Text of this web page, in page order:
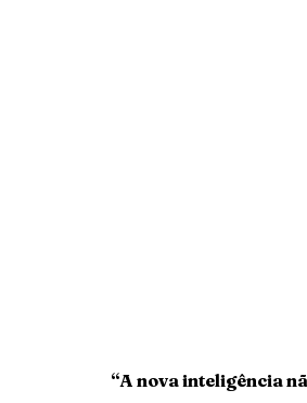
“A nova inteligência